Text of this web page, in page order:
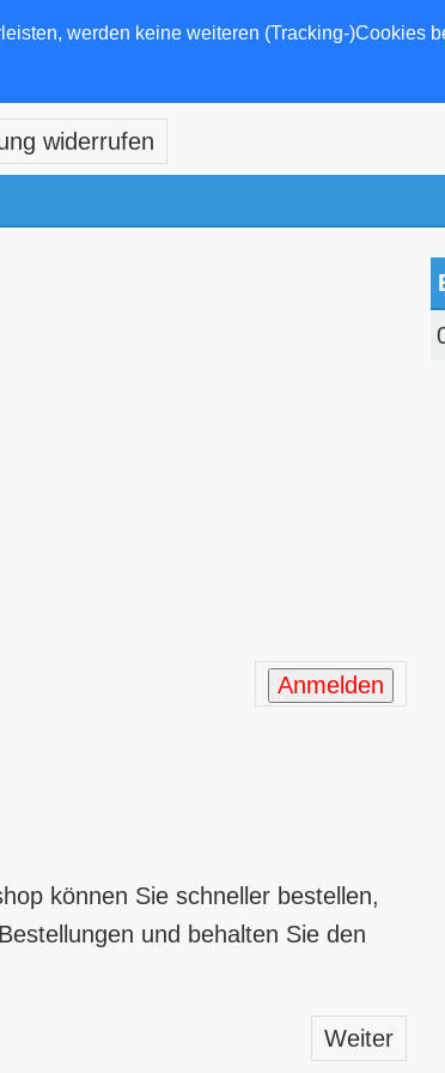
werden keine weiteren (Tracking-)Cookies
widerrufen
Anmelden
können Sie schneller bestellen,
und behalten Sie den
Weiter